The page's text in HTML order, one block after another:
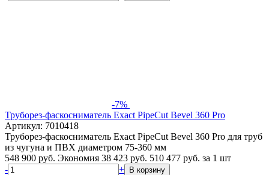
-7%
Труборез-фаскосниматель Exact PipeCut Bevel 360 Pro
Артикул: 7010418
Труборез-фаскосниматель Exact PipeCut Bevel 360 Pro для труб
из чугуна и ПВХ диаметром 75-360 мм
548 900 руб. Экономия 38 423 руб. 510 477 руб. за 1 шт
-
+ В корзину